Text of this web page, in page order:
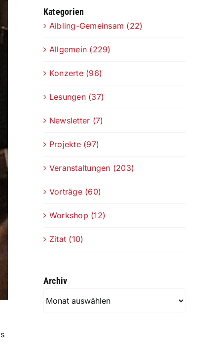
Kategorien
Aibling-Gemeinsam (22)
Allgemein (229)
Konzerte (96)
Lesungen (37)
Newsletter (7)
Projekte (97)
Veranstaltungen (203)
Vorträge (60)
Workshop (12)
Zitat (10)
Archiv